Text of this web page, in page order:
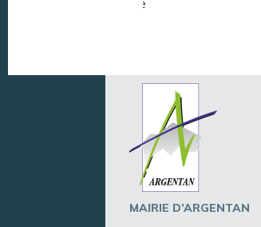
Léger - André Mare
MAIRIE D’ARGENTAN